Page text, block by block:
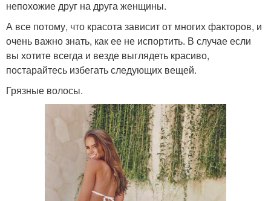
непохожие друг на друга женщины.
А все потому, что красота зависит от многих факторов, и
очень важно знать, как ее не испортить. В случае если
вы хотите всегда и везде выглядеть красиво,
постарайтесь избегать следующих вещей.
Грязные волосы.